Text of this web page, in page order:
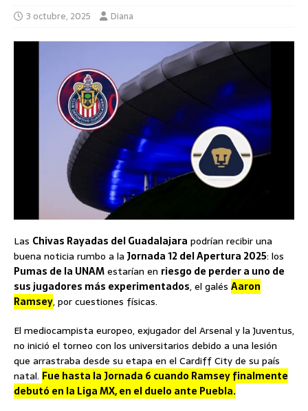
3 octubre, 2025 Diana
Las Chivas Rayadas del Guadalajara podrían recibir una
buena noticia rumbo a la Jornada 12 del Apertura 2025: los
Pumas de la UNAMestarían en riesgo de perder a uno de
sus jugadores más experimentados, el galés Aaron
Ramsey, por cuestiones físicas.
El mediocampista europeo, exjugador del Arsenal y la Juventus,
no inició el torneo con los universitarios debido a una lesión
que arrastraba desde su etapa en el Cardiff City de su país
natal. Fue hasta la Jornada 6 cuando Ramsey finalmente
debutó en la Liga MX, en el duelo ante Puebla.